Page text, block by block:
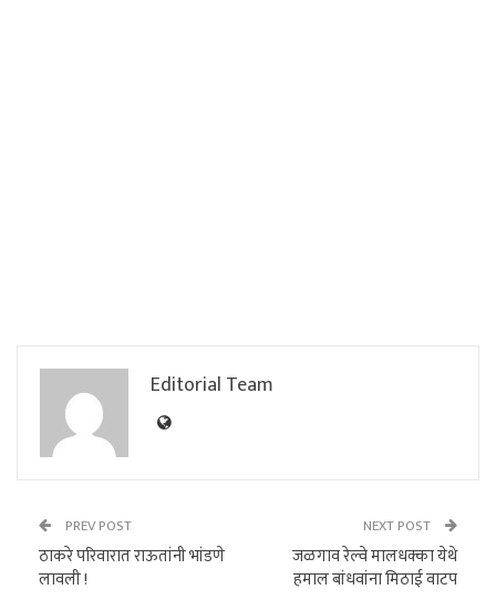
Editorial Team
PREV POST
ठाकरे परिवारात राऊतांनी भांडणे
लावली !
NEXT POST
जळगाव रेल्वे मालधक्का येथे
हमाल बांधवांना मिठाई वाटप